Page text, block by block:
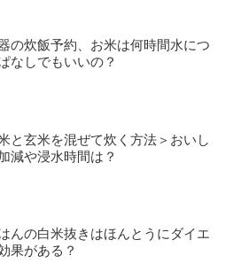
の炊飯予約、お米は何時間水につ
なしでもいいの？
と玄米を混ぜて炊く方法＞おいし
減や浸水時間は？
んの白米抜きはほんとうにダイエ
果がある？